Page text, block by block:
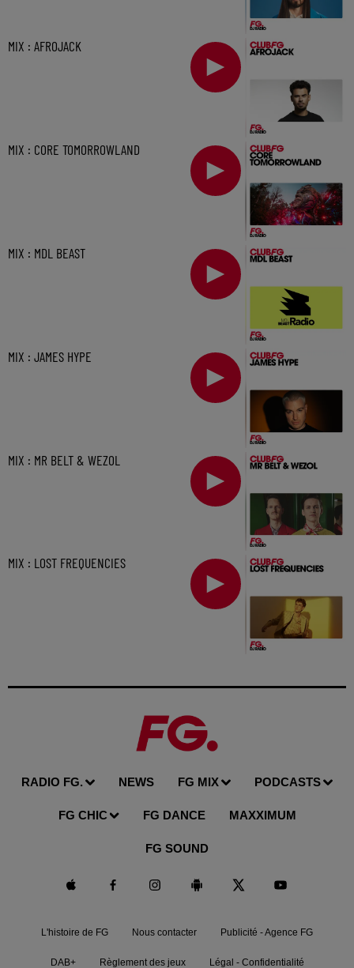
MIX : AFROJACK
MIX : CORE TOMORROWLAND
MIX : MDL BEAST
MIX : JAMES HYPE
MIX : MR BELT & WEZOL
MIX : LOST FREQUENCIES
RADIO FG. NEWS FG MIX PODCASTS
FG CHIC FG DANCE MAXXIMUM
FG SOUND
L'histoire de FG Nous contacter Publicité - Agence FG
DAB+ Règlement des jeux Légal - Confidentialité